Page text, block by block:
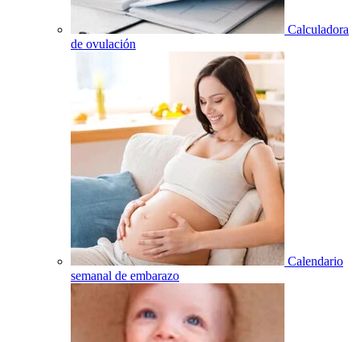
Calculadora
de ovulación
Calendario
semanal de embarazo